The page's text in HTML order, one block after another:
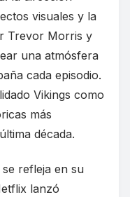
visuales y la
Trevor Morris y
una atmósfera
cada episodio.
Vikings como
más
década.
refleja en su
lanzó